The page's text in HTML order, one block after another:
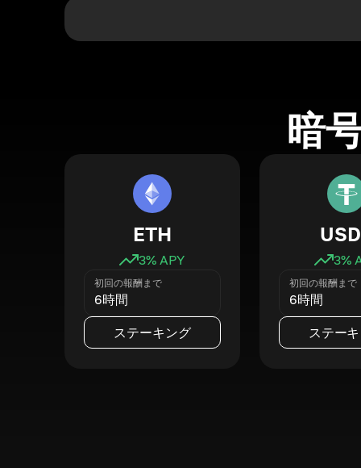
暗
ETH
3% APY
初回の報酬まで
6時間
ステーキング
3%
初回の報酬まで
6時間
ステー